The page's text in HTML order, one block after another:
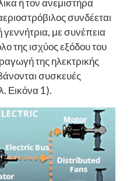
ή τον ανεμιστήρα
συνδέεται
γεννήτρια, με συνέπεια
της ισχύος εξόδου του
της ηλεκτρικής
συσκευές
Εικόνα 1).